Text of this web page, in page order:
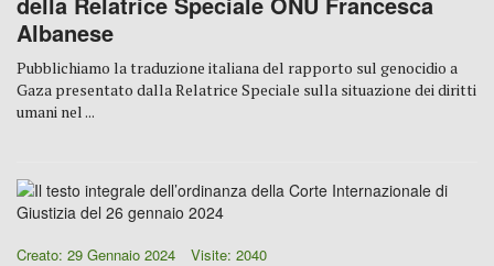
Albanese
Pubblichiamo la traduzione italiana del rapporto sul genocidio a
Gaza presentato dalla Relatrice Speciale sulla situazione dei diritti
umani nel ...
Creato: 29 Gennaio 2024 Visite: 2040